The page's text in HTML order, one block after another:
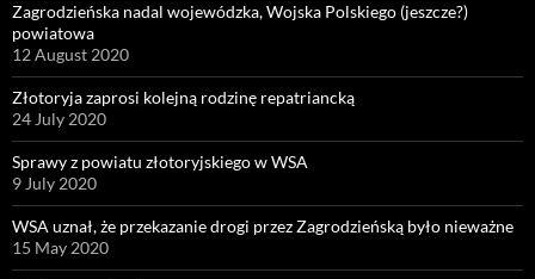
Zagrodzieńska nadal wojewódzka, Wojska Polskiego (jeszcze?)
powiatowa
12 August 2020
Złotoryja zaprosi kolejną rodzinę repatriancką
24 July 2020
Sprawy z powiatu złotoryjskiego w WSA
9 July 2020
WSA uznał, że przekazanie drogi przez Zagrodzieńską było nieważne
15 May 2020